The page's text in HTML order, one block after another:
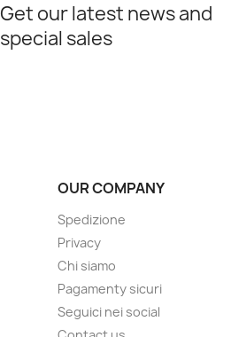
Get our latest news and
special sales
OUR COMPANY
Spedizione
Privacy
Chi siamo
Pagamenty sicuri
Seguici nei social